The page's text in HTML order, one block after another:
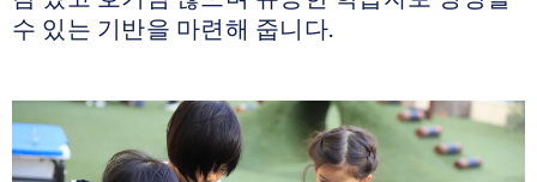
수 있는 기반을 마련해 줍니다.